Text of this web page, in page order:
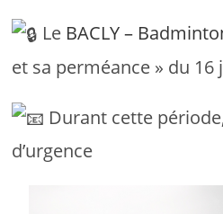
Le BACLY –
et sa perméance » du 16
Durant cette
d’urgence